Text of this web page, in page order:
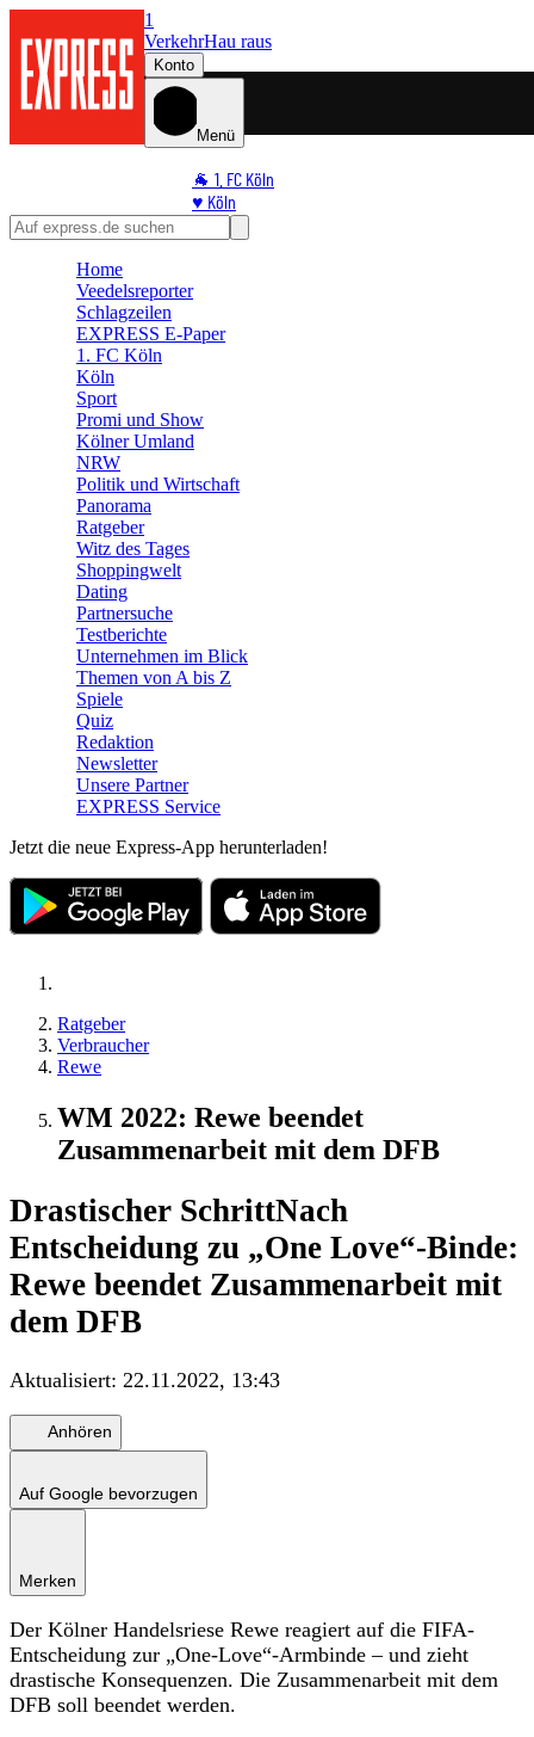
1
VerkehrHau raus
Konto
Menü
🐐 1. FC Köln
♥️ Köln
⭐ Promi
🛒 Shoppingwelt
Home
Veedelsreporter
Schlagzeilen
EXPRESS E-Paper
1. FC Köln
Köln
Sport
Promi und Show
Kölner Umland
NRW
Politik und Wirtschaft
Panorama
Ratgeber
Witz des Tages
Shoppingwelt
Dating
Partnersuche
Testberichte
Unternehmen im Blick
Themen von A bis Z
Spiele
Quiz
Redaktion
Newsletter
Unsere Partner
EXPRESS Service
Jetzt die neue Express-App herunterladen!
Ratgeber
Verbraucher
Rewe
WM 2022: Rewe beendet
Zusammenarbeit mit dem DFB
Drastischer SchrittNach
Entscheidung zu „One Love“-Binde:
Rewe beendet Zusammenarbeit mit
dem DFB
Aktualisiert: 22.11.2022, 13:43
Anhören
Auf Google bevorzugen
Merken
Der Kölner Handelsriese Rewe reagiert auf die FIFA-
Entscheidung zur „One-Love“-Armbinde – und zieht
drastische Konsequenzen. Die Zusammenarbeit mit dem
DFB soll beendet werden.